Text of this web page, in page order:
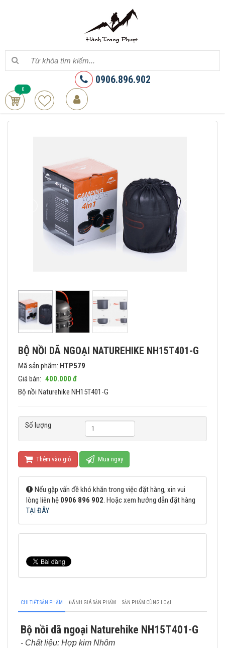
0906.896.902
0
BỘ NỒI DÃ NGOẠI NATUREHIKE NH15T401-G
Mã sản phẩm: HTP579
Giá bán: 400.000 đ
Bộ nồi Naturehike NH15T401-G
Số lượng
Thêm vào giỏ Mua ngay
Nếu gặp vấn đề khó khăn trong việc đặt hàng, xin vui
lòng liên hệ 0906 896 902. Hoặc xem hướng dẫn đặt hàng
TẠI ĐÂY.
CHI TIẾT SẢN PHẨM ĐÁNH GIÁ SẢN PHẨM SẢN PHẨM CÙNG LOẠI
Bộ nồi dã ngoại Naturehike NH15T401-G
- Chất liệu: Hợp kim Nhôm